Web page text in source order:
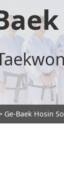
Ge-Baek Hosin